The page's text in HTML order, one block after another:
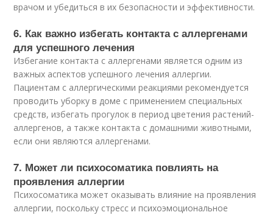
врачом и убедиться в их безопасности и эффективности.
6. Как важно избегать контакта с аллергенами
для успешного лечения
Избегание контакта с аллергенами является одним из
важных аспектов успешного лечения аллергии.
Пациентам с аллергическими реакциями рекомендуется
проводить уборку в доме с применением специальных
средств, избегать прогулок в период цветения растений-
аллергенов, а также контакта с домашними животными,
если они являются аллергенами.
7. Может ли психосоматика повлиять на
проявления аллергии
Психосоматика может оказывать влияние на проявления
аллергии, поскольку стресс и психоэмоциональное